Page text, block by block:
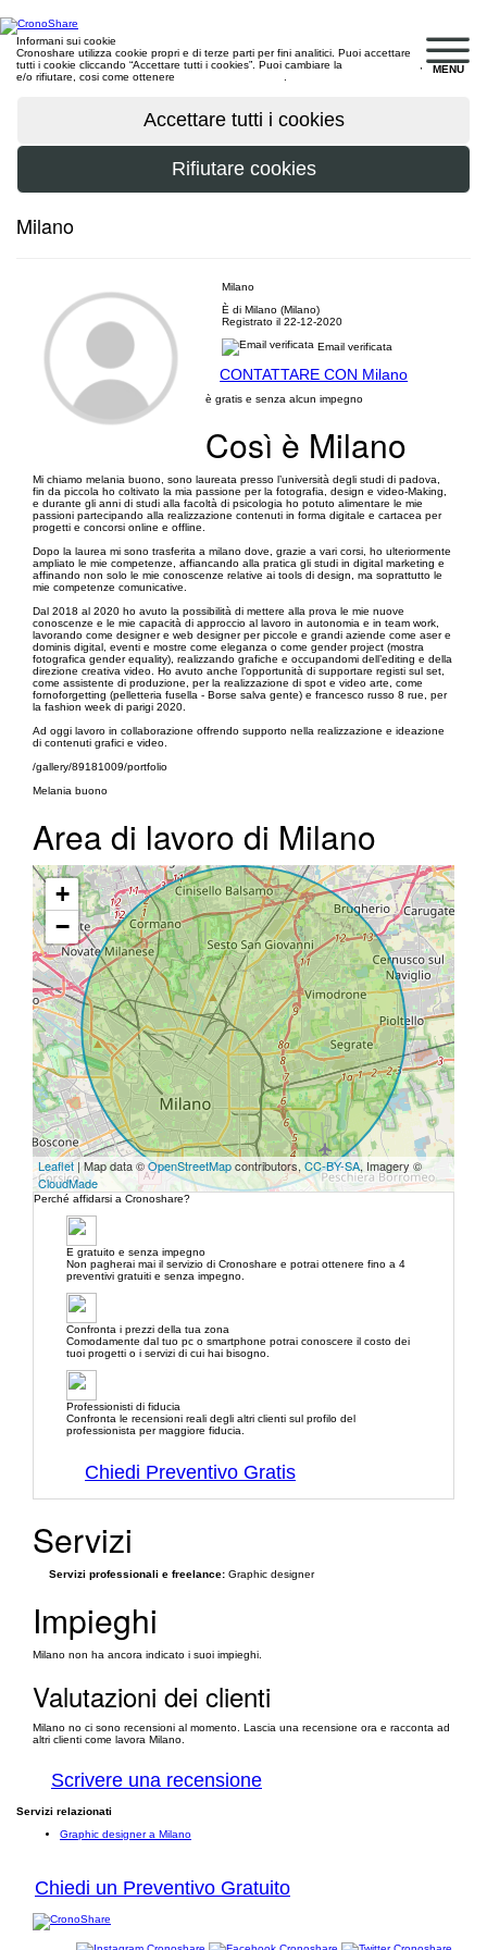
MENU
Informani sui cookie
Cronoshare utilizza cookie propri e di terze parti per fini analitici. Puoi accettare
tutti i cookie cliccando “Accettare tutti i cookies”. Puoi cambiare la
e/o rifiutare, cosi come ottenere
Milano
Milano
È di Milano (Milano)
Registrato il 22-12-2020
Email verificata
CONTATTARE CON Milano
è gratis e senza alcun impegno
Così è Milano
Mi chiamo melania buono, sono laureata presso l’università degli studi di padova,
fin da piccola ho coltivato la mia passione per la fotografia, design e video-Making,
e durante gli anni di studi alla facoltà di psicologia ho potuto alimentare le mie
passioni partecipando alla realizzazione contenuti in forma digitale e cartacea per
progetti e concorsi online e offline.
Dopo la laurea mi sono trasferita a milano dove, grazie a vari corsi, ho ulteriormente
ampliato le mie competenze, affiancando alla pratica gli studi in digital marketing e
affinando non solo le mie conoscenze relative ai tools di design, ma soprattutto le
mie competenze comunicative.
Dal 2018 al 2020 ho avuto la possibilità di mettere alla prova le mie nuove
conoscenze e le mie capacità di approccio al lavoro in autonomia e in team work,
lavorando come designer e web designer per piccole e grandi aziende come aser e
dominis digital, eventi e mostre come eleganza o come gender project (mostra
fotografica gender equality), realizzando grafiche e occupandomi dell’editing e della
direzione creativa video. Ho avuto anche l’opportunità di supportare registi sul set,
come assistente di produzione, per la realizzazione di spot e video arte, come
fornoforgetting (pelletteria fusella - Borse salva gente) e francesco russo 8 rue, per
la fashion week di parigi 2020.
Ad oggi lavoro in collaborazione offrendo supporto nella realizzazione e ideazione
di contenuti grafici e video.
/gallery/89181009/portfolio
Melania buono
Area di lavoro di Milano
+
−
Leaflet| Map data ©OpenStreetMapcontributors, CC-BY-SA, Imagery ©
CloudMade
Perché affidarsi a Cronoshare?
E gratuito e senza impegno
Non pagherai mai il servizio di Cronoshare e potrai ottenere fino a 4
preventivi gratuiti e senza impegno.
Confronta i prezzi della tua zona
Comodamente dal tuo pc o smartphone potrai conoscere il costo dei
tuoi progetti o i servizi di cui hai bisogno.
Professionisti di fiducia
Confronta le recensioni reali degli altri clienti sul profilo del
professionista per maggiore fiducia.
Chiedi Preventivo Gratis
Servizi
Servizi professionali e freelance: Graphic designer
Impieghi
Milano non ha ancora indicato i suoi impieghi.
Valutazioni dei clienti
Milano no ci sono recensioni al momento. Lascia una recensione ora e racconta ad
altri clienti come lavora Milano.
Scrivere una recensione
Servizi relazionati
Graphic designer a Milano
Chiedi un Preventivo Gratuito